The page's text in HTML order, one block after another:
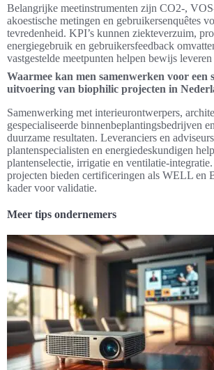
Belangrijke meetinstrumenten zijn CO2-,
akoestische metingen en gebruikersenquêtes
tevredenheid. KPI’s kunnen ziekteverzuim,
energiegebruik en gebruikersfeedback
vastgestelde meetpunten helpen bewijs
Waarmee kan men samenwerken voor een
uitvoering van biophilic projecten in
Samenwerking met interieurontwerpers,
gespecialiseerde binnenbeplantingsbedrijven
duurzame resultaten. Leveranciers en
plantenspecialisten en energiedeskundigen
plantenselectie, irrigatie en ventilatie-
projecten bieden certificeringen als WELL en
kader voor validatie.
Meer tips ondernemers